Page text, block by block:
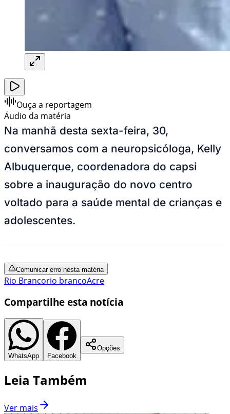
Ouça a reportagem
Áudio da matéria
Na manhã desta sexta-feira, 30,
conversamos com a neuropsicóloga, Kelly
Albuquerque, coordenadora do capsi
sobre a inauguração do novo centro
voltado para a saúde mental de crianças e
adolescentes.
Comunicar erro nesta matéria
Rio Brancorio brancoAcre
Compartilhe esta notícia
WhatsApp Facebook
Opções
Leia Também
Ver mais